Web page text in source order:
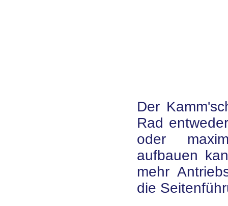
Der
Rad
oder
aufbauen
mehr
die